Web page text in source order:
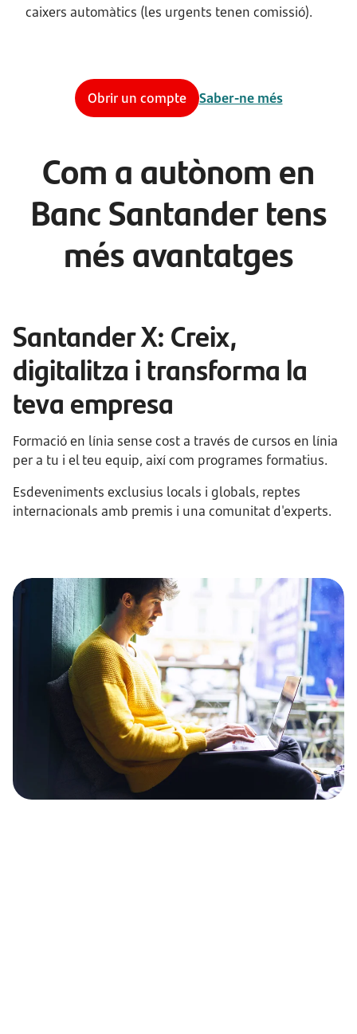
caixers automàtics (les urgents tenen comissió).
Obrir un compte Saber-ne més
Com a autònom en
Banc Santander tens
més avantatges
Santander X: Creix,
digitalitza i transforma la
teva empresa
Formació en línia sense cost a través de cursos en línia
per a tu i el teu equip, així com programes formatius.
Esdeveniments exclusius locals i globals, reptes
internacionals amb premis i una comunitat d'experts.